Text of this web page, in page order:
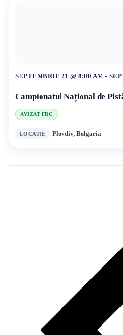
SEPTEMBRIE 21 @ 8:00 AM -
Campionatul Național de
AVIZAT FRC
Plovdiv, Bulgaria